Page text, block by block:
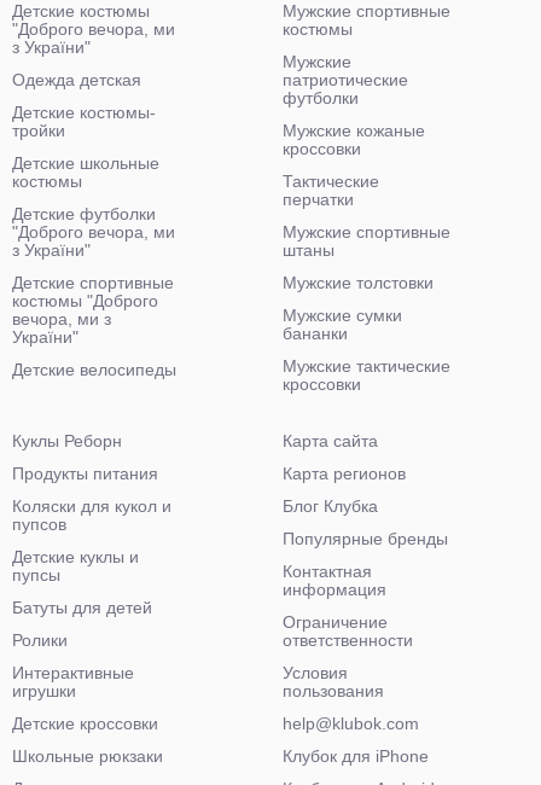
Детские костюмы
"Доброго вечора, ми
з України"
Одежда детская
Детские костюмы-
тройки
Детские школьные
костюмы
Детские футболки
"Доброго вечора, ми
з України"
Детские спортивные
костюмы "Доброго
вечора, ми з
України"
Детские велосипеды
Мужские спортивные
костюмы
Мужские
патриотические
футболки
Мужские кожаные
кроссовки
Тактические
перчатки
Мужские спортивные
штаны
Мужские толстовки
Мужские сумки
бананки
Мужские тактические
кроссовки
Куклы Реборн
Продукты питания
Коляски для кукол и
пупсов
Детские куклы и
пупсы
Батуты для детей
Ролики
Интерактивные
игрушки
Детские кроссовки
Школьные рюкзаки
Карта сайта
Карта регионов
Блог Клубка
Популярные бренды
Контактная
информация
Ограничение
ответственности
Условия
пользования
help@klubok.com
Клубок для iPhone